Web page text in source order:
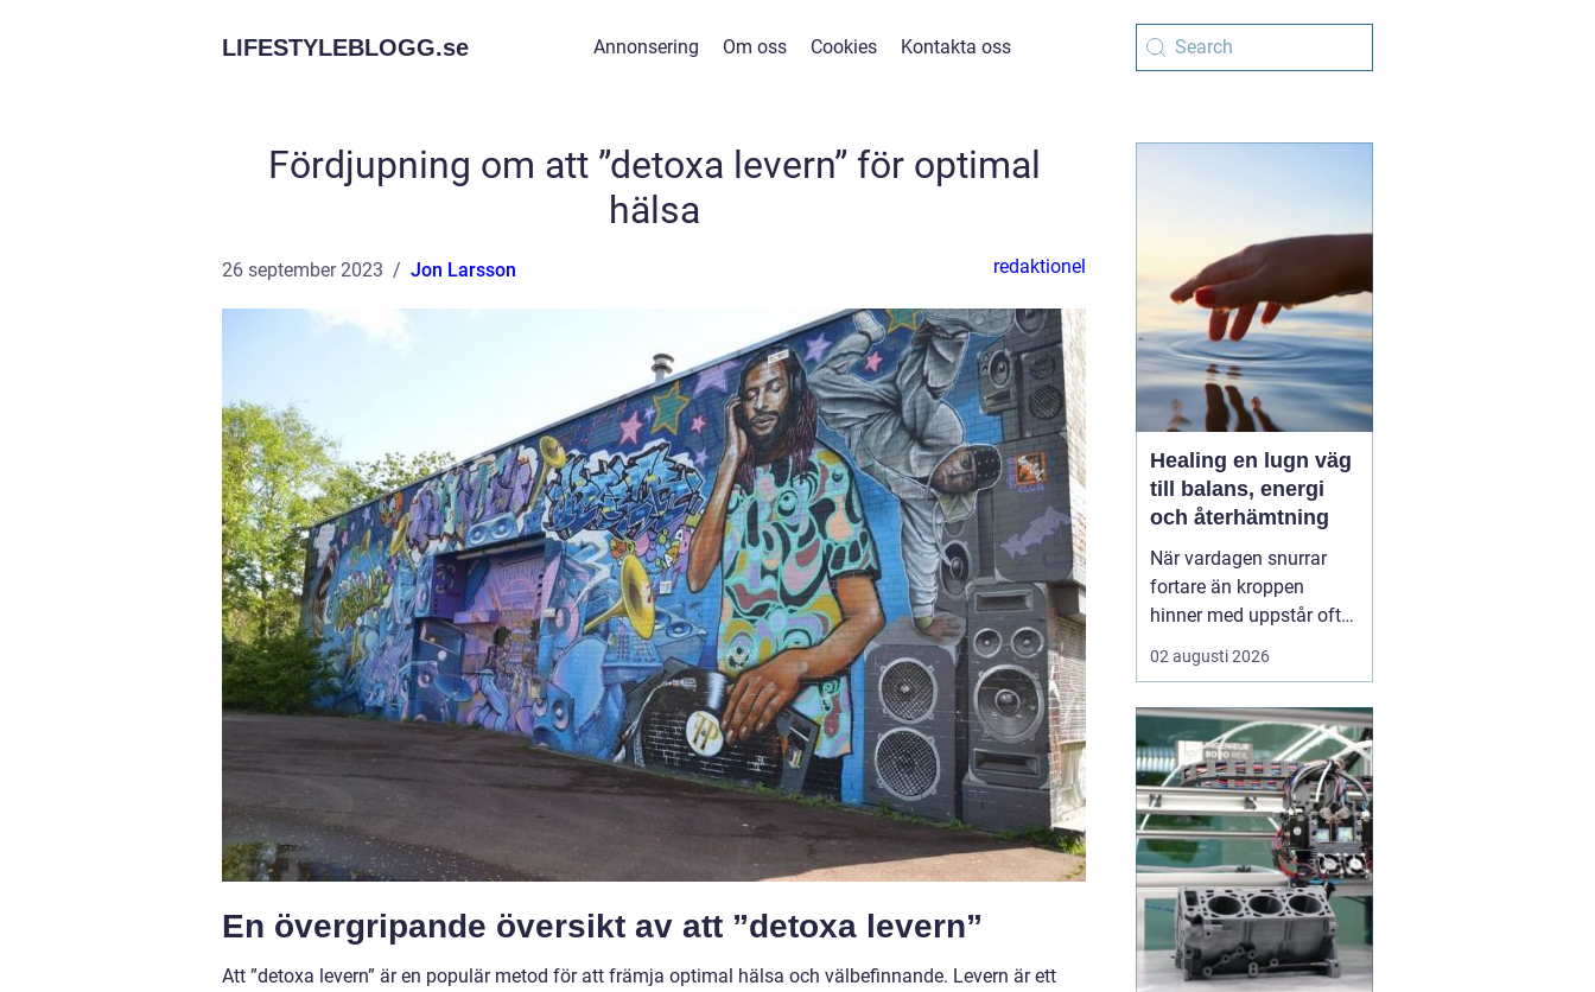
LIFESTYLEBLOGG.se Annonsering Om oss Cookies Kontakta oss
Fördjupning om att ”detoxa levern” för optimal
hälsa
26 september 2023 Jon Larsson redaktionel
En övergripande översikt av att ”detoxa levern”
Att ”detoxa levern” är en populär metod för att främja optimal hälsa och välbefinnande. Levern är ett
Healing en lugn väg
till balans, energi
och återhämtning
När vardagen snurrar
fortare än kroppen
hinner med uppstår ofta
spänningar, oro och
trötthet som inte går att
Många börjar då söka
efter metoder som kan
skapa lugn på djupet,
inte bara i tankarna utan
också i kroppen. I den
sökn...
02 augusti 2026